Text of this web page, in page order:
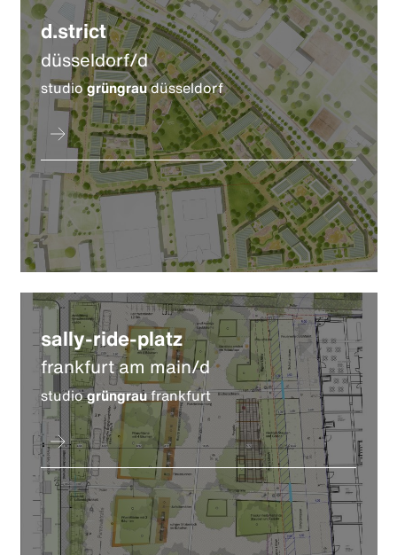
d.strict
düsseldorf/d
studiogrüngraudüsseldorf
sally-ride-platz
frankfurt am main/d
studiogrüngraufrankfurt